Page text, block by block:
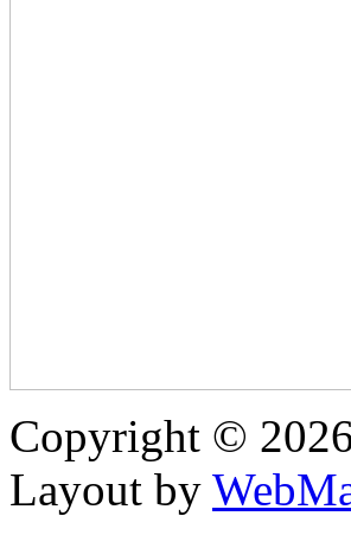
Copyright ©
Layout by